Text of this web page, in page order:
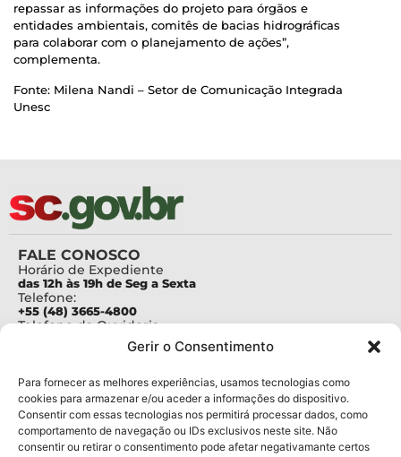
Gerir o Consentimento
Para fornecer as melhores experiências, usamos tecnologias como
cookies para armazenar e/ou aceder a informações do dispositivo.
Consentir com essas tecnologias nos permitirá processar dados, como
comportamento de navegação ou IDs exclusivos neste site. Não
consentir ou retirar o consentimento pode afetar negativamante certos
repassar as informações do projeto para órgãos e
entidades ambientais, comitês de bacias hidrográficas
para colaborar com o planejamento de ações”,
complementa.
Fonte: Milena Nandi – Setor de Comunicação Integrada
Unesc
FALE CONOSCO
Horário de Expediente
das 12h às 19h de Seg a Sexta
Telefone:
+55 (48) 3665-4800
Telefone da Ouvidoria
Para assuntos relacionados à Pesquisa
pesquisa@fapesc.sc.gov.br
Para assuntos relacionados à Inovação
inovacao@fapesc.sc.gov.br
Para assuntos relacionados à Bolsas
bolsas@fapesc.sc.gov.br